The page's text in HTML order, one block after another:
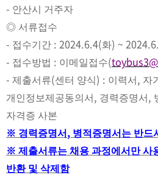
- 안산시 거주자
◎ 서류접수
- 접수기간 : 2024.6.4(화) ~
- 접수방법 : 이메일접수(
- 제출서류(센터 양식) : 이력서 , 자
개인정보제공동의서 , 경력증명서 ,
자격증 사본
※ 경력증명서 , 병적증명서는 반드
※ 제출서류는 채용 과정에서만 사
반환 및 삭제함